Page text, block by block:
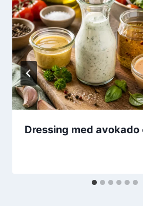
Dressing med avokado